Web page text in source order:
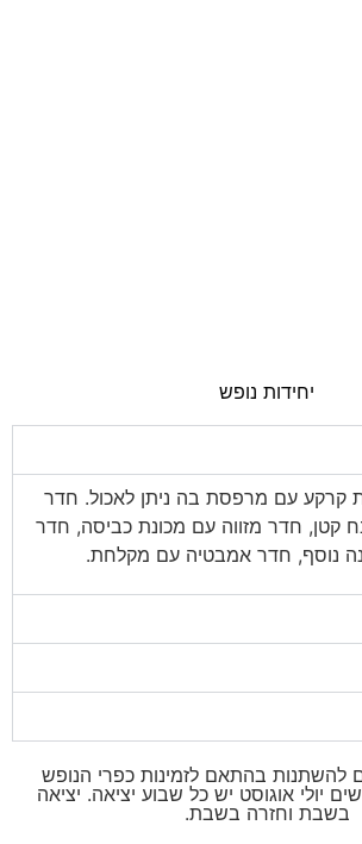
יחידות נופש
קרקע עם מרפסת בה ניתן לאכול. חדר
קטן, חדר מזווה עם מכונת כביסה, חדר
נוסף, חדר אמבטיה עם מקלחת.
להשתנות בהתאם לזמינות כפרי הנופש
יולי אוגוסט יש כל שבוע יציאה. יציאה
בשבת וחזרה בשבת.